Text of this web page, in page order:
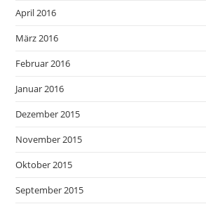
April 2016
März 2016
Februar 2016
Januar 2016
Dezember 2015
November 2015
Oktober 2015
September 2015